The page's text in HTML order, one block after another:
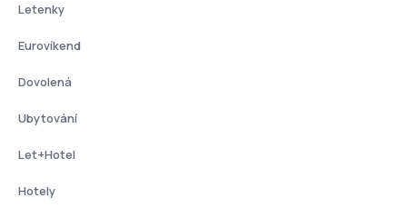
Letenky
Eurovíkend
Dovolená
Ubytování
Let+Hotel
Hotely